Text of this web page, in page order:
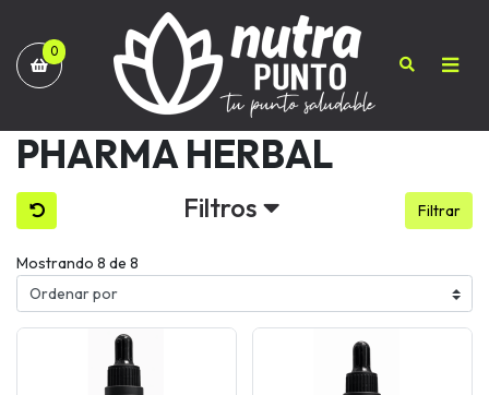
0
PHARMA HERBAL
Filtros Filtrar
Mostrando 8 de 8